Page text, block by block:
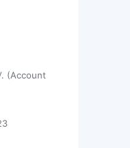
(Account